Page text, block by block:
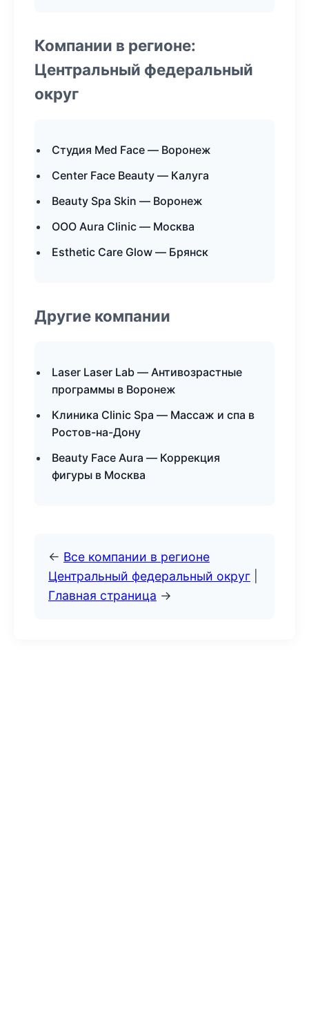
Компании в регионе:
Центральный федеральный
округ
Студия Med Face — Воронеж
Center Face Beauty — Калуга
Beauty Spa Skin — Воронеж
ООО Aura Clinic — Москва
Esthetic Care Glow — Брянск
Другие компании
Laser Laser Lab — Антивозрастные
программы в Воронеж
Клиника Clinic Spa — Массаж и спа в
Ростов-на-Дону
Beauty Face Aura — Коррекция
фигуры в Москва
← Все компании в регионе
Центральный федеральный округ
Главная страница →